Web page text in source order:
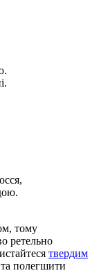
тому
ретельно
твердим
полегшити